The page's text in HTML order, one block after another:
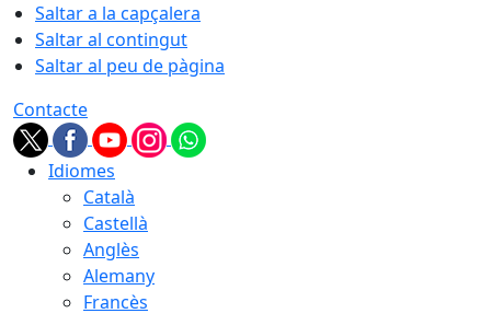
Saltar a la capçalera
Saltar al contingut
Saltar al peu de pàgina
Contacte
Idiomes
Català
Castellà
Anglès
Alemany
Francès